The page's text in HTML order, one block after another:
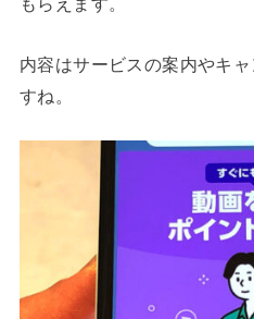
内容はサービスの案内やキ
すね。